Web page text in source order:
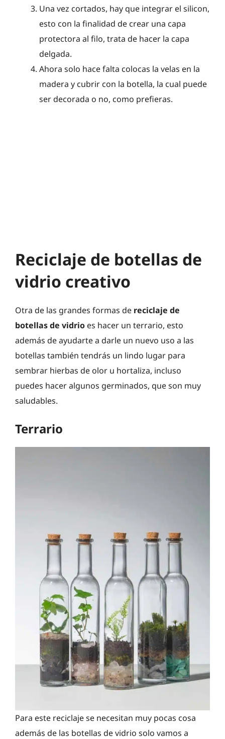
Una vez cortados, hay que integrar el silicon,
esto con la finalidad de crear una capa
protectora al filo, trata de hacer la capa
delgada.
Ahora solo hace falta colocas la velas en la
madera y cubrir con la botella, la cual puede
ser decorada o no, como prefieras.
Reciclaje de botellas de
vidrio creativo
Otra de las grandes formas de reciclaje de
botellas de vidrio es hacer un terrario, esto
además de ayudarte a darle un nuevo uso a las
botellas también tendrás un lindo lugar para
sembrar hierbas de olor u hortaliza, incluso
puedes hacer algunos germinados, que son muy
saludables.
Terrario
Para este reciclaje se necesitan muy pocas cosa
además de las botellas de vidrio solo vamos a